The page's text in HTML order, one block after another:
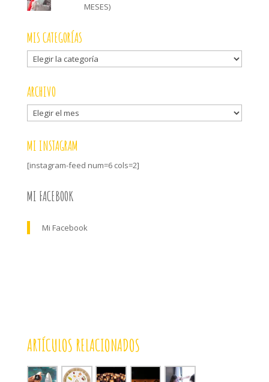
MESES)
MIS CATEGORÍAS
Mis
categorías
ARCHIVO
Archivo
MI INSTAGRAM
[instagram-feed num=6 cols=2]
MI FACEBOOK
Mi Facebook
ARTÍCULOS RELACIONADOS